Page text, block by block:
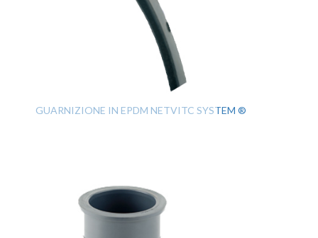
GUARNIZIONE IN EPDM NETVITC SYSTEM ®